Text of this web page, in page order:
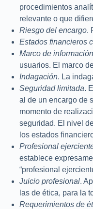
procedimientos
relevante o que
Riesgo del encargo.
Estados financieros
Marco de
usuarios. El marco
Indagación. La
Seguridad limitada.
al de un encargo de
momento de
seguridad. El nivel
los estados
Profesional
establece
“profesional
Juicio profesional.
las de ética, para la
Requerimientos de